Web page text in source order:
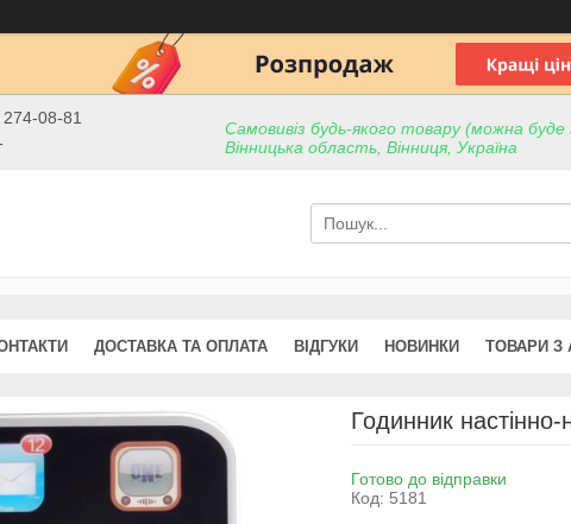
08-81
Самовивіз будь-якого товару (можна
Вінницька область, Вінниця, Україна
ДОСТАВКА ТА ОПЛАТА ВІДГУКИ НОВИНКИ ТОВАРИ З
Годинник
Готово до відправки
Код: 5181